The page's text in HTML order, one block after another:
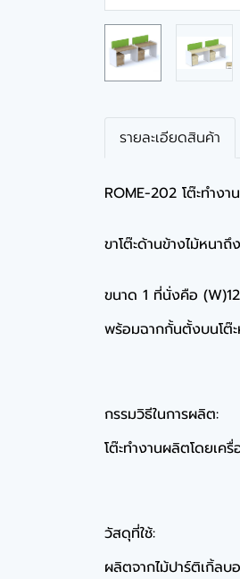
รายละเอียดสินค้า
ROME-202 โต๊ะทำ
ขาโต๊ะด้านข้างไม้หนา
ขนาด 1 ที่นั่งคือ
พร้อมฉากกั้นตั้งบนโต๊
กรรมวิธีในการผลิต:
โต๊ะทำงานผลิตโดยเค
วัสดุที่ใช้:
ผลิตจากไม้ปาร์ติเกิ้ล